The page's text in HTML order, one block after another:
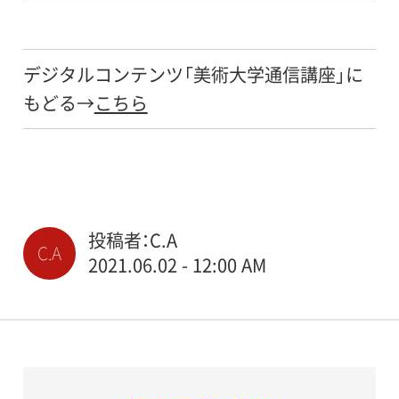
デジタルコンテンツ「美術大学通信講座」に
もどる→ こちら
C.A
投稿者：C.A
2021.06.02 - 12:00 AM